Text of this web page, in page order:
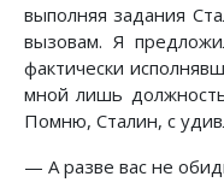
выполняя задания
вызовам. Я
фактически
мной лишь
Помню, Сталин, с
— А разве вас не